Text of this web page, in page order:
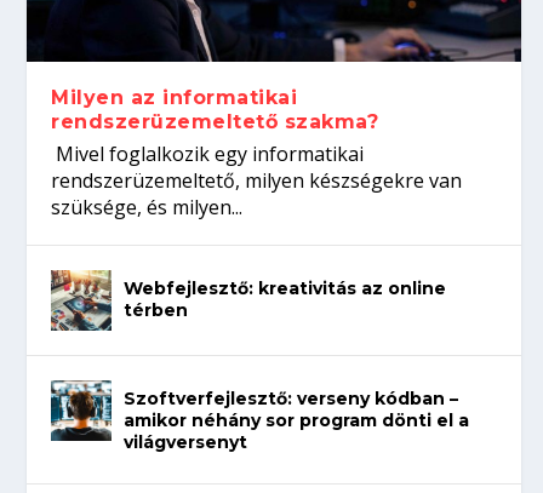
koffeinről?
Így növelheted az esélyedet az
állásinterjúra...
Tanulj szakmát!
Milyen az informatikai
rendszerüzemeltető szakma?
Mivel foglalkozik egy informatikai
rendszerüzemeltető, milyen készségekre van
szüksége, és milyen...
Webfejlesztő: kreativitás az online
térben
Szoftverfejlesztő: verseny kódban –
amikor néhány sor program dönti el a
világversenyt